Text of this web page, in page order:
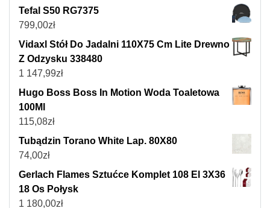
Tefal S50 RG7375
799,00zł
Vidaxl Stół Do Jadalni 110X75 Cm Lite Drewno
Z Odzysku 338480
1 147,99zł
Hugo Boss Boss In Motion Woda Toaletowa
100Ml
115,08zł
Tubądzin Torano White Lap. 80X80
74,00zł
Gerlach Flames Sztućce Komplet 108 El 3X36
18 Os Połysk
1 180,00zł